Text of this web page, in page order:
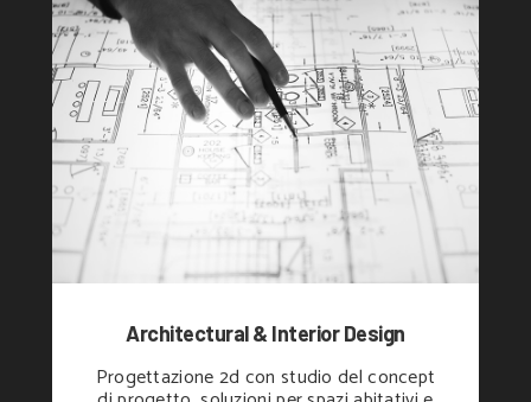
Architectural & Interior Design
Progettazione 2d con studio del concept